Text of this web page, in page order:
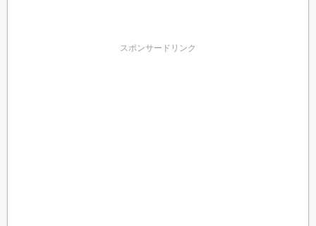
スポンサードリンク